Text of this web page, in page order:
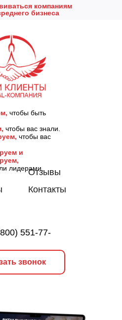
звонок
чтобы быть
чтобы вас знали.
чтобы вас
и
лидерами.
компаниям
бизнеса
Отзывы
551-77-
Контакты